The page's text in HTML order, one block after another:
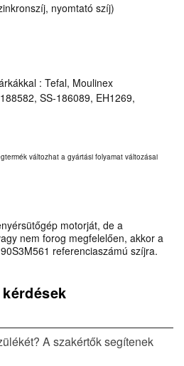
nyomtató szíj)
: Tefal, Moulinex
SS-186089, EH1269,
változhat a gyártási folyamat változásai
motorját, de a
nem forog megfelelően, akkor a
referenciaszámú szíjra.
A szakértők segítenek